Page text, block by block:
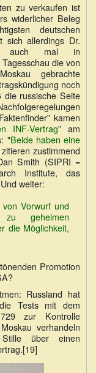
zu verkaufen ist
widerlicher Beleg
deutschen
sich allerdings Dr.
auch mal in
die von
gebrachte
noch
die russische Seite
kamen
INF-Vertrag” am
"Beide haben eine
zustimmend
Smith (SIPRI =
Institute, das
weiter:
Vorwurf und
geheimen
die Möglichkeit,
Promotion
Russland hat
Tests mit dem
zur Kontrolle
verhandeln
über einen